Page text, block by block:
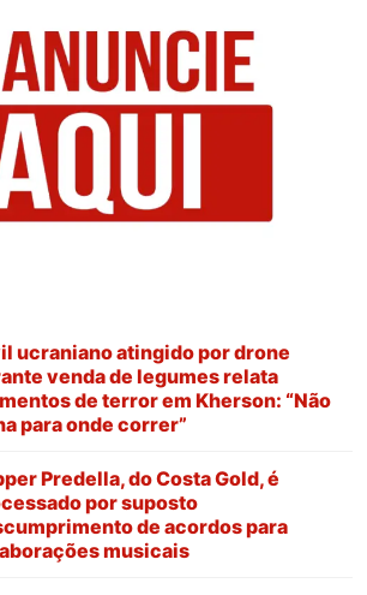
ucraniano atingido por drone
venda de legumes relata
de terror em Kherson: “Não
para onde correr”
Predella, do Costa Gold, é
por suposto
de acordos para
musicais